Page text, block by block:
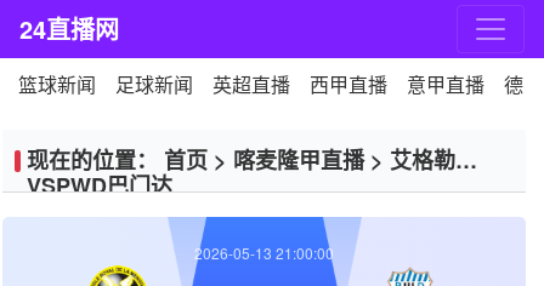
24直播网
篮球新闻 足球新闻 英超直播 西甲直播 意甲直播 德
现在的位置： 首页 > 喀麦隆甲直播> 艾格勒
VSPWD巴门达
2026-05-13 21:00:00